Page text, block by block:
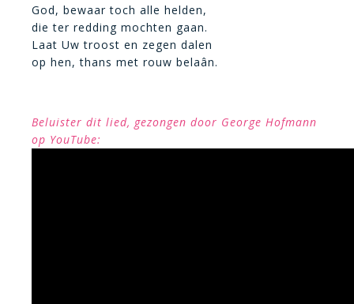
God, bewaar toch alle helden,
die ter redding mochten gaan.
Laat Uw troost en zegen dalen
op hen, thans met rouw belaân.
Beluister dit lied, gezongen door George Hofmann
op YouTube: